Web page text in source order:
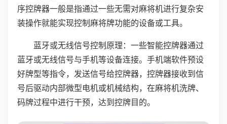
序控牌器一般是指通过一些无需对麻将机进行复杂安
装操作就能实现控制麻将牌功能的设备或工具。
蓝牙或无线信号控制原理：一些智能控牌器通过
蓝牙或无线信号与手机等设备连接。手机端软件预设
好牌型等指令，发送信号给控牌器，控牌器接收到信
号后驱动内部微型电机或机械结构，在麻将机洗牌、
码牌过程中进行干预，达到控牌目的。